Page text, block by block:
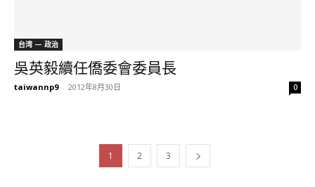
台湾 — 政治
吳英毅續任僑委會委員長
taiwannp9 - 2012年8月30日 0
1 2 3